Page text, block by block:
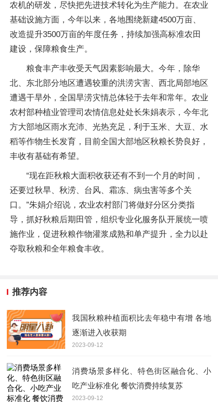
农机的研发，尽快把先进技术转化为生产能力。在农业
基础设施方面，今年以来，各地围绕新建4500万亩、
改造提升3500万亩的年度任务，持续加强高标准农田
建设，保障粮食生产。
粮食丰产丰收受天气因素影响最大。今年，除华
北、东北部分地区遭遇较重的洪涝灾害、西北局部地区
遭遇干旱外，全国旱涝灾情总体轻于去年和常年。农业
农村部种植业管理司农情信息处处长朱娟表示，今年北
方大部地区雨水充沛、光热充足，利于玉米、大豆、水
稻等作物生长发育，目前全国大部地区秋粮长势良好，
丰收有基础有希望。
“现在距秋粮大面积收获还有不到一个月的时间，
还要过秋旱、秋涝、台风、霜冻、病虫害等多个关
口。”朱娟介绍说，农业农村部门将做好分区分类指
导，抓好秋粮后期田管，组织专业化服务队开展统一喷
施作业，促进秋粮作物灌浆成熟和单产提升，全力以赴
夺取秋粮和全年粮食丰收。
推荐内容
我国秋粮种植面积比去年稳中有增 各地
逐渐进入收获期
2023-09-12
消费场景多样化、特色街区融合化、小
吃产业标准化 餐饮消费持续复苏
2023-09-12